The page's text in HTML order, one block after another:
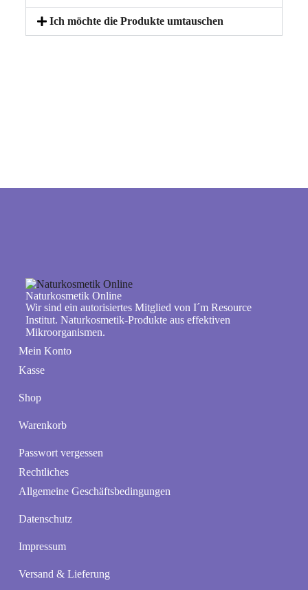
Ich möchte die Produkte umtauschen
Naturkosmetik Online
Wir sind ein autorisiertes Mitglied von I´m Resource
Institut. Naturkosmetik-Produkte aus effektiven
Mikroorganismen.
Mein Konto
Kasse
Shop
Warenkorb
Passwort vergessen
Rechtliches
Allgemeine Geschäftsbedingungen
Datenschutz
Impressum
Versand & Lieferung